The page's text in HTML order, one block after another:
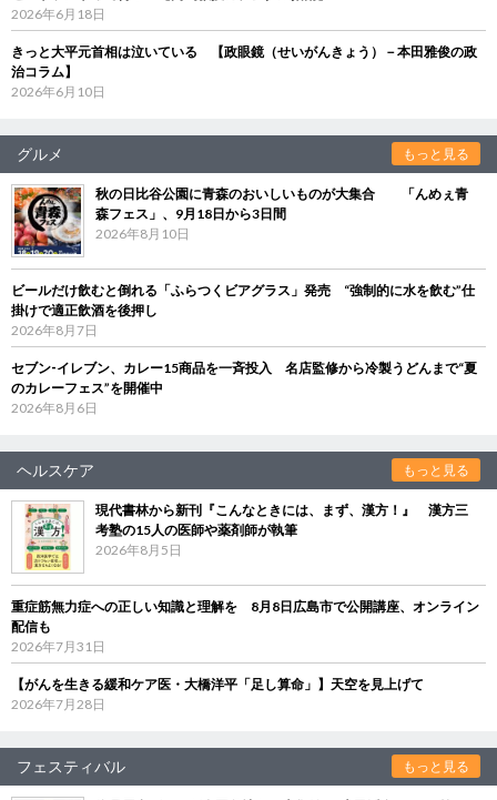
2026年6月18日
きっと大平元首相は泣いている 【政眼鏡（せいがんきょう）－本田雅俊の政
治コラム】
2026年6月10日
グルメ もっと見る
秋の日比谷公園に青森のおいしいものが大集合 「んめぇ青
森フェス」、9月18日から3日間
2026年8月10日
ビールだけ飲むと倒れる「ふらつくビアグラス」発売 “強制的に水を飲む”仕
掛けで適正飲酒を後押し
2026年8月7日
セブン‐イレブン、カレー15商品を一斉投入 名店監修から冷製うどんまで“夏
のカレーフェス”を開催中
2026年8月6日
ヘルスケア もっと見る
現代書林から新刊『こんなときには、まず、漢方！』 漢方三
考塾の15人の医師や薬剤師が執筆
2026年8月5日
重症筋無力症への正しい知識と理解を 8月8日広島市で公開講座、オンライン
配信も
2026年7月31日
【がんを生きる緩和ケア医・大橋洋平「足し算命」】天空を見上げて
2026年7月28日
フェスティバル もっと見る